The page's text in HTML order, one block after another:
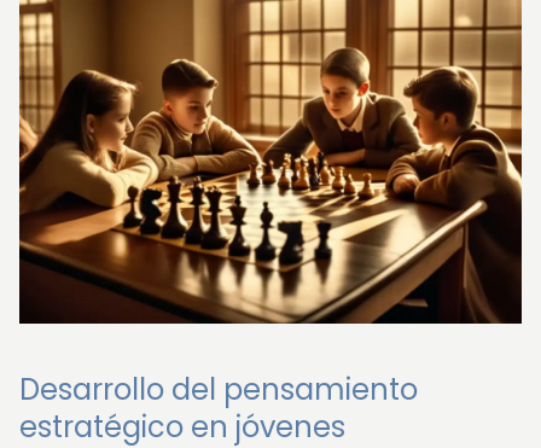
Desarrollo del pensamiento
estratégico en jóvenes